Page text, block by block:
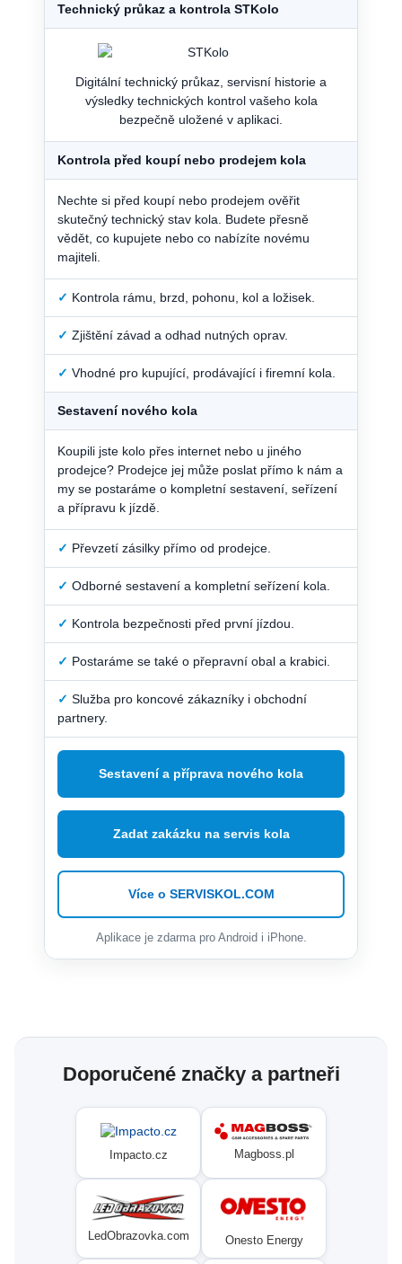
Technický průkaz a kontrola STKolo
Digitální technický průkaz, servisní historie a
výsledky technických kontrol vašeho kola
bezpečně uložené v aplikaci.
Kontrola před koupí nebo prodejem kola
Nechte si před koupí nebo prodejem ověřit
skutečný technický stav kola. Budete přesně
vědět, co kupujete nebo co nabízíte novému
majiteli.
✓ Kontrola rámu, brzd, pohonu, kol a ložisek.
✓ Zjištění závad a odhad nutných oprav.
✓ Vhodné pro kupující, prodávající i firemní kola.
Sestavení nového kola
Koupili jste kolo přes internet nebo u jiného
prodejce? Prodejce jej může poslat přímo k nám a
my se postaráme o kompletní sestavení, seřízení
a přípravu k jízdě.
✓ Převzetí zásilky přímo od prodejce.
✓ Odborné sestavení a kompletní seřízení kola.
✓ Kontrola bezpečnosti před první jízdou.
✓ Postaráme se také o přepravní obal a krabici.
✓ Služba pro koncové zákazníky i obchodní
partnery.
Sestavení a příprava nového kola
Zadat zakázku na servis kola
Více o SERVISKOL.COM
Aplikace je zdarma pro Android i iPhone.
Doporučené značky a partneři
Impacto.cz Magboss.pl
LedObrazovka.com Onesto Energy